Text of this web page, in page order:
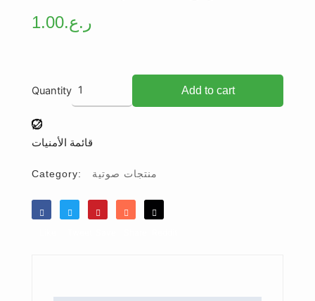
ر.ع.1.00
Quantity
quantity
Add to cart
قائمة الأمنيات
Category: منتجات صوتية